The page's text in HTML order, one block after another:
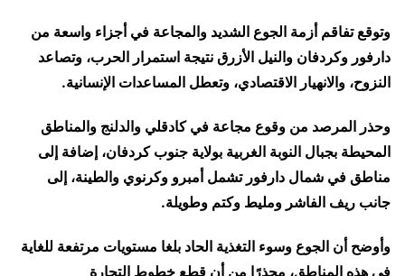
وتوقع تفاقم أزمة الجوع الشديد والمجاعة في أجزاء واسعة من
دارفور وكردفان والنيل الأزرق نتيجة استمرار الحرب، وتصاعد
النزوح، والانهيار الاقتصادي، وتعطل المساعدات الإنسانية.
وحذر المرصد من وقوع مجاعة في كادقلي والدلنج والمناطق
المحيطة بجبال النوبة الغربية بولاية جنوب كردفان، إضافة إلى
مناطق في شمال دارفور تشمل أمبرو وكرنوي والطينة، إلى
جانب ريف الفاشر ومليط وكتم وطويلة.
وأوضح أن الجوع وسوء التغذية الحاد بلغا مستويات مرتفعة للغاية
في هذه المناطق، محذرًا من أن قطع خطوط التجارة